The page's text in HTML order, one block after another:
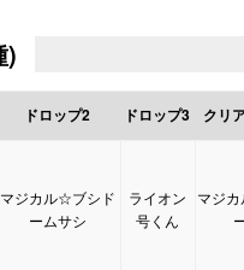
)
ドロップ2 ドロップ3 クリ
マジカル☆ブシド
ームサシ
ライオン
号くん
マジ